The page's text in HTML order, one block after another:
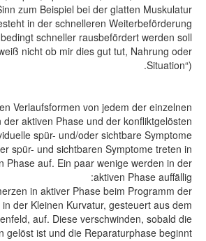
zum Beispiel bei der glatten Muskulatur
in der schnelleren Weiterbeförderung
schneller rausbefördert werden soll
nicht ob mir dies gut tut, Nahrung oder
Situation“).
Verlaufsformen von jedem der einzelnen
aktiven Phase und der konfliktgelösten
spür- und/oder sichtbare Symptome
spür- und sichtbaren Symptome treten in
Phase auf. Ein paar wenige werden in der
aktiven Phase auffällig:
in aktiver Phase beim Programm der
der Kleinen Kurvatur, gesteuert aus dem
auf. Diese verschwinden, sobald die
gelöst ist und die Reparaturphase beginnt.